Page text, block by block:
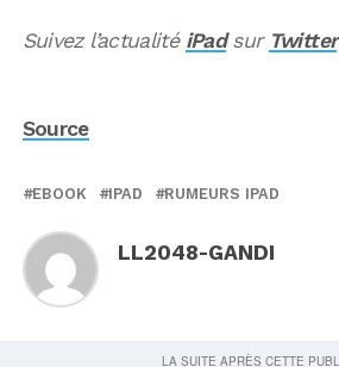
Suivez l’actualité iPadsur Twitter
Source
EBOOK IPAD RUMEURS IPAD
LL2048-GANDI